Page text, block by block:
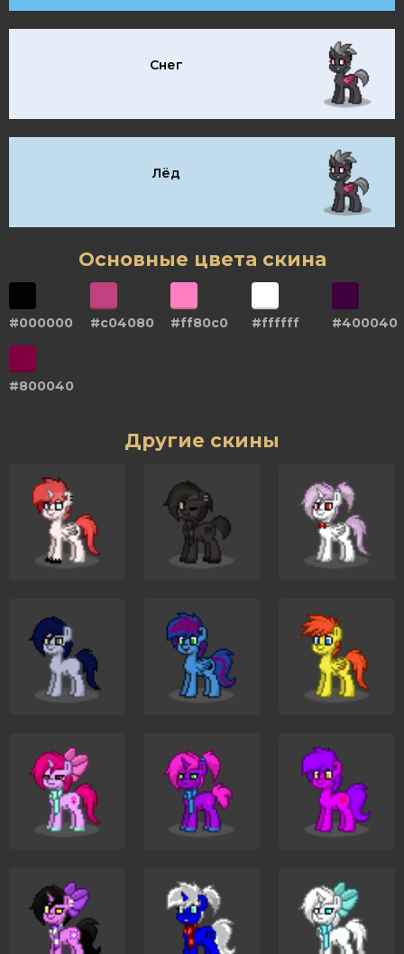
Снег
Лёд
Основные цвета скина
#000000 #c04080 #ff80c0 #ffffff #400040
#800040
Другие скины